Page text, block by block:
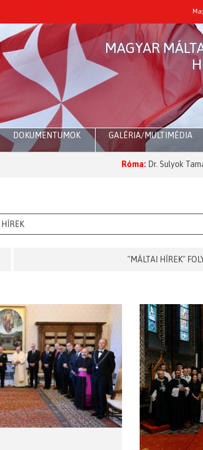
MAGYAR
DOKUMENTUMOK GALÉRIA/MULTIMÉDIA
Dr. Sulyok Tamás a
HÍREK
"MÁLTAI HÍREK"